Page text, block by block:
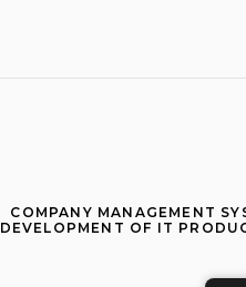
COMPANY MANAGEMENT
DEVELOPMENT OF IT